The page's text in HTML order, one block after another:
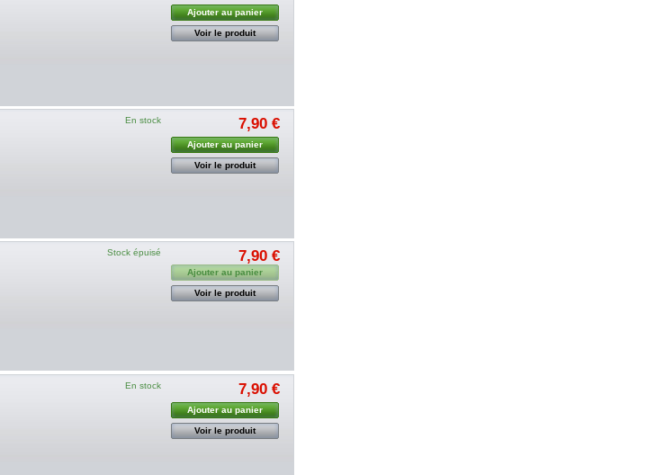
Ajouter au panier
Voir le produit
En stock 7,90 €
Ajouter au panier
Voir le produit
Stock épuisé 7,90 €
Ajouter au panier
Voir le produit
En stock 7,90 €
Ajouter au panier
Voir le produit